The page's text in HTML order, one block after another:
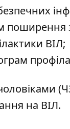
ВІЛ;
на ВІЛ.